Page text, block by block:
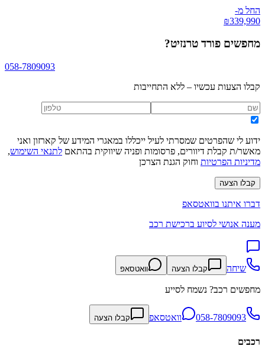
החל מ-
₪339,990
מחפשים פורד טרנזיט?
058-7809093
קבלו הצעות עכשיו – ללא התחייבות
ידוע לי שהפרטים שמסרתי לעיל ייכללו במאגרי המידע של קארזון ואני
מאשר/ת קבלת דיוורים, פרסומות ופניה שיווקית בהתאם לתנאי השימוש,
מדיניות הפרטיות וחוק הגנת הצרכן
קבלו הצעה
דברו איתנו בוואטסאפ
מענה אנושי לסיוע ברכישת רכב
שיחה קבלו הצעה וואטסאפ
מחפשים רכב? נשמח לסייע
058-7809093 וואטסאפ קבלו הצעה
רכבים